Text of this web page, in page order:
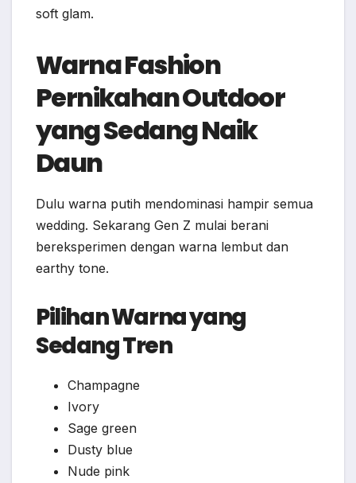
soft glam.
Warna Fashion
Pernikahan Outdoor
yang Sedang Naik
Daun
Dulu warna putih mendominasi hampir semua
wedding. Sekarang Gen Z mulai berani
bereksperimen dengan warna lembut dan
earthy tone.
Pilihan Warna yang
Sedang Tren
Champagne
Ivory
Sage green
Dusty blue
Nude pink